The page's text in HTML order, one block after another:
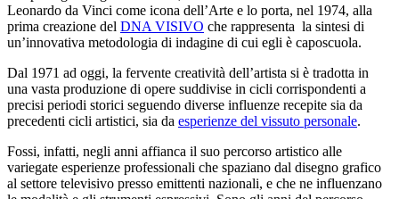
Leonardo da Vinci come icona dell’Arte e lo porta, nel 1974, alla
prima creazione del DNA VISIVO che rappresenta la sintesi di
un’innovativa metodologia di indagine di cui egli è caposcuola.
Dal 1971 ad oggi, la fervente creatività dell’artista si è tradotta in
una vasta produzione di opere suddivise in cicli corrispondenti a
precisi periodi storici seguendo diverse influenze recepite sia da
precedenti cicli artistici, sia da esperienze del vissuto personale.
Fossi, infatti, negli anni affianca il suo percorso artistico alle
variegate esperienze professionali che spaziano dal disegno grafico
al settore televisivo presso emittenti nazionali, e che ne influenzano